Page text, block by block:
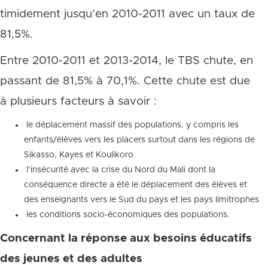
timidement jusqu’en 2010-2011 avec un taux de
81,5%.
Entre 2010-2011 et 2013-2014, le TBS chute, en
passant de 81,5% à 70,1%. Cette chute est due
à plusieurs facteurs à savoir :
le déplacement massif des populations, y compris les
enfants/élèves vers les placers surtout dans les régions de
Sikasso, Kayes et Koulikoro
l’insécurité avec la crise du Nord du Mali dont la
conséquence directe a été le déplacement des élèves et
des enseignants vers le Sud du pays et les pays limitrophes
les conditions socio-économiques des populations.
Concernant la réponse aux besoins éducatifs
des jeunes et des adultes